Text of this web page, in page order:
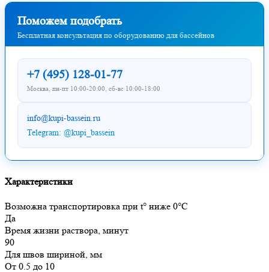
Поможем подобрать
Бесплатная консультация по оборудованию для бассейнов
+7 (495) 128-01-77
Москва, пн-пт 10:00-20:00, сб-вс 10:00-18:00
info@kupi-bassein.ru
Telegram: @kupi_bassein
Характеристики
Возможна транспортировка при t° ниже 0°C
Да
Время жизни раствора, минут
90
Для швов шириной, мм
От 0.5 до 10